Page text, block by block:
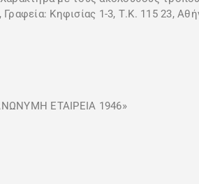
Κηφισίας 1-3, Τ.Κ. 115 23,
ΕΤΑΙΡΕΙΑ 1946»